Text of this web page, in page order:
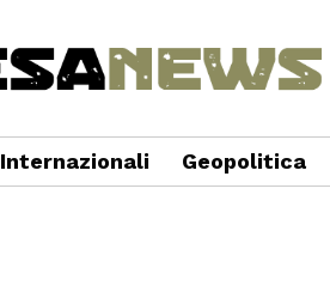
Internazionali Geopolitica